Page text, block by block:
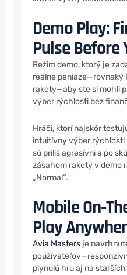
Demo Play:
Pulse Before
Režim demo, ktorý je
reálne peniaze—rovnaký
rakety—aby ste si mohli
výber rýchlosti bez
Hráči, ktorí najskôr
intuitívny výber rýchlosti
sú príliš agresívni a po
zásahom rakety v demo
„Normal“.
Mobile
Play
Avia Mastersje
plynulú hru aj na